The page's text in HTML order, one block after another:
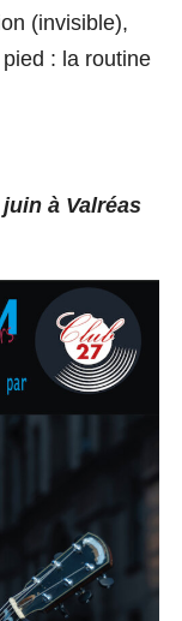
(invisible),
: la routine
à Valréas